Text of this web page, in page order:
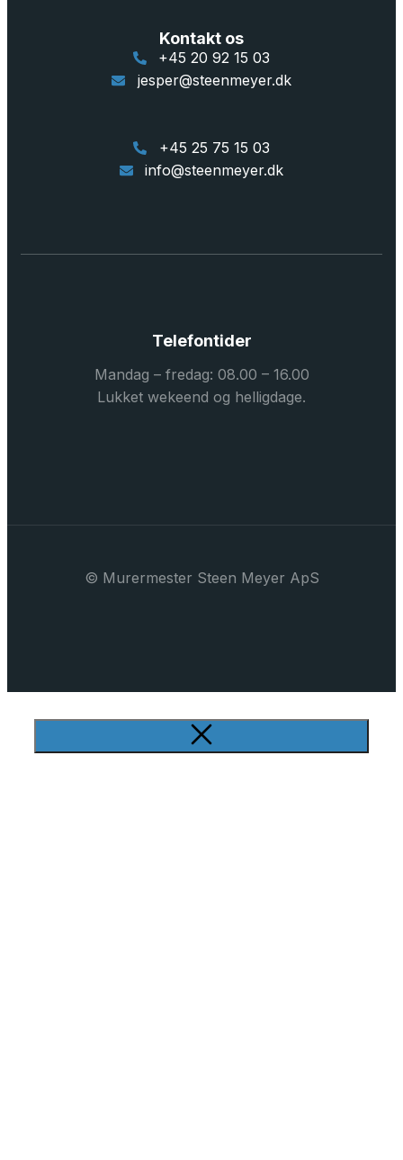
Kontakt os
+45 20 92 15 03
jesper@steenmeyer.dk
+45 25 75 15 03
info@steenmeyer.dk
Telefontider
Mandag – fredag: 08.00 – 16.00
Lukket wekeend og helligdage.
© Murermester Steen Meyer ApS